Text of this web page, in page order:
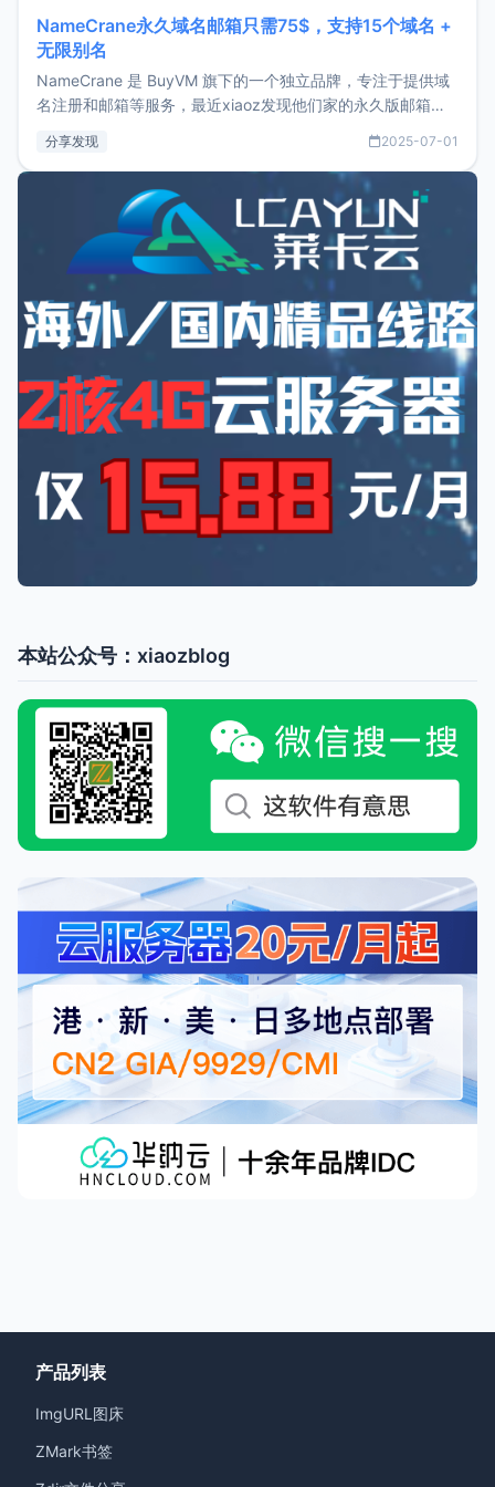
NameCrane永久域名邮箱只需75$，支持15个域名 +
无限别名
NameCrane 是 BuyVM 旗下的一个独立品牌，专注于提供域
名注册和邮箱等服务，最近xiaoz发现他们家的永久版邮箱服
又实惠的域名邮箱，不妨尝试一下 NameCrane。注册
NameCraneNameCrane不支持直接注册，必须要购买
分享发现 2025-07-01
本站公众号：xiaozblog
产品列表
ImgURL图床
ZMark书签